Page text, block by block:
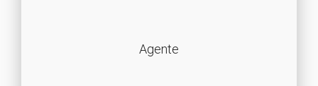
Agente